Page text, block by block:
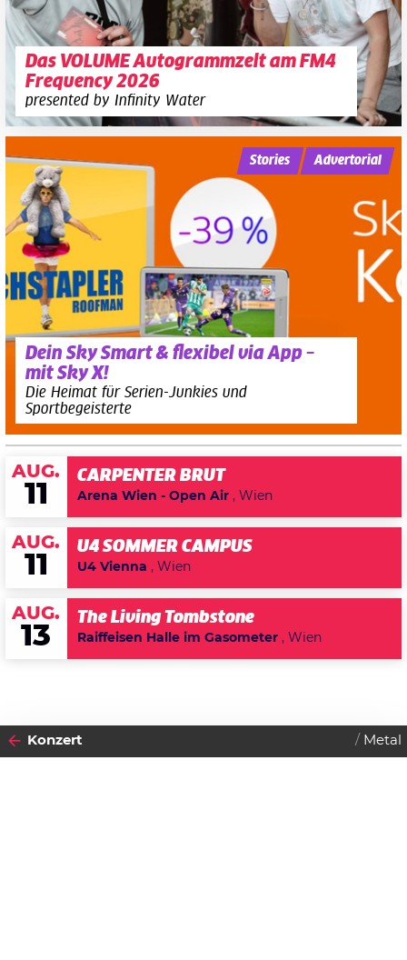
Das VOLUME Autogrammzelt am FM4
Frequency 2026
presented by Infinity Water
Dein Sky Smart & flexibel via App –
mit Sky X!
Die Heimat für Serien-Junkies und
Sportbegeisterte
Stories Advertorial
AUG.
11
CARPENTER BRUT
Arena Wien - Open Air , Wien
AUG.
11
U4 SOMMER CAMPUS
U4 Vienna , Wien
AUG.
13
The Living Tombstone
Raiffeisen Halle im Gasometer , Wien
Konzert Metal